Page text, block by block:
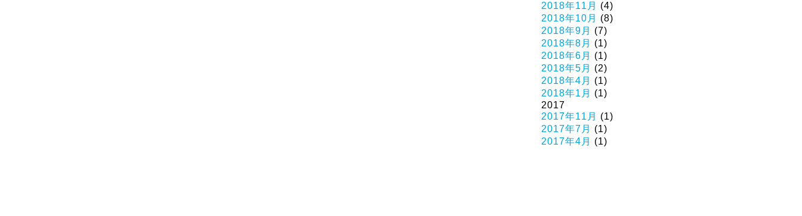
2018年11月
(4)
2018年10月
(8)
2018年9月
(7)
2018年8月
(1)
2018年6月
(1)
2018年5月
(2)
2018年4月
(1)
2018年1月
(1)
2017
2017年11月
(1)
2017年7月
(1)
2017年4月
(1)